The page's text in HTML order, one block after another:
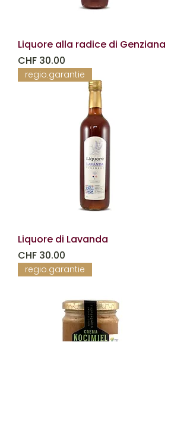
Liquore alla radice di Genziana
Prezzo
CHF 30.00
regio.garantie
Liquore di Lavanda
Prezzo
CHF 30.00
regio.garantie